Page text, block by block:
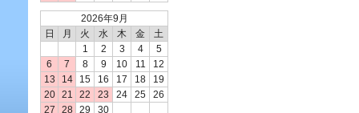
2026年9月
日
月 火 水 木 金
土
1
2 3 4
5
6
7 8 9 10 11
12
13
14 15 16 17 18
19
20
21 22 23 24 25
26
27
28 29 30